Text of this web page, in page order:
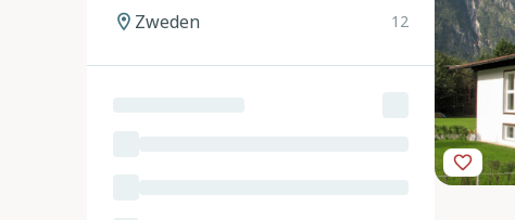
Zweden 12
Noorwegen 12